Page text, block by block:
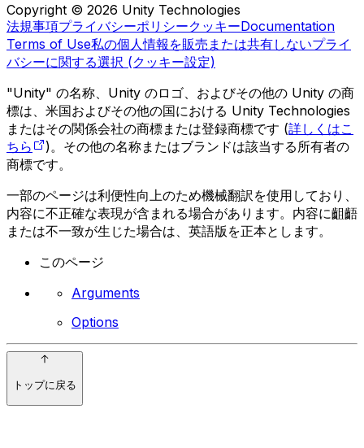
Copyright © 2026 Unity Technologies
法規事項プライバシーポリシークッキーDocumentation
Terms of Use私の個人情報を販売または共有しないプライ
バシーに関する選択 (クッキー設定)
"Unity" の名称、Unity のロゴ、およびその他の Unity の商
標は、米国およびその他の国における Unity Technologies
またはその関係会社の商標または登録商標です (詳しくはこ
ちら
)。その他の名称またはブランドは該当する所有者の
商標です。
一部のページは利便性向上のため機械翻訳を使用しており、
内容に不正確な表現が含まれる場合があります。内容に齟齬
または不一致が生じた場合は、英語版を正本とします。
このページ
Arguments
Options
トップに戻る